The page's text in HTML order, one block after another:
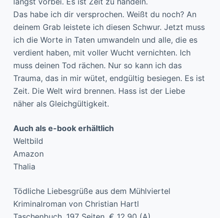
Das habe ich dir versprochen. Weißt du noch? An
deinem Grab leistete ich diesen Schwur. Jetzt muss
ich die Worte in Taten umwandeln und alle, die es
verdient haben, mit voller Wucht vernichten. Ich
muss deinen Tod rächen. Nur so kann ich das
Trauma, das in mir wütet, endgültig besiegen. Es ist
Zeit. Die Welt wird brennen. Hass ist der Liebe
näher als Gleichgültigkeit.
Auch als e-book erhältlich
Weltbild
Amazon
Thalia
Tödliche Liebesgrüße aus dem Mühlviertel
Kriminalroman von Christian Hartl